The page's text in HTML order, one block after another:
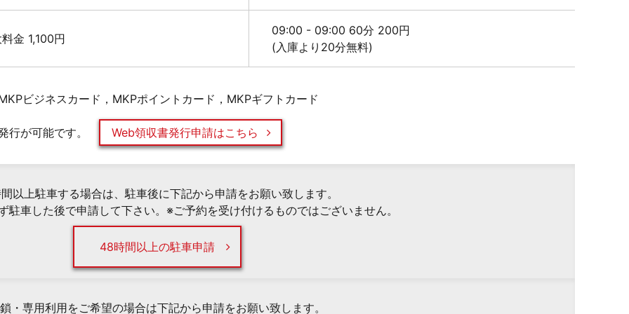
金 1,100円
09:00 - 09:00 60分 200円
(入庫より20分無料)
ビジネスカード，MKPポイントカード，MKPギフトカード
行が可能です。 Web領収書発行申請はこちら
以上駐車する場合は、駐車後に下記から申請をお願い致します。
駐車した後で申請して下さい。※ご予約を受け付けるものではございません。
48時間以上の駐車申請
・専用利用をご希望の場合は下記から申請をお願い致します。